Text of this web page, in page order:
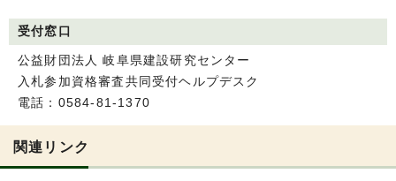
受付窓口
公益財団法人 岐阜県建設研究センター
入札参加資格審査共同受付ヘルプデスク
電話：0584-81-1370
関連リンク